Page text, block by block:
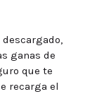
ganas de
que te
recarga el